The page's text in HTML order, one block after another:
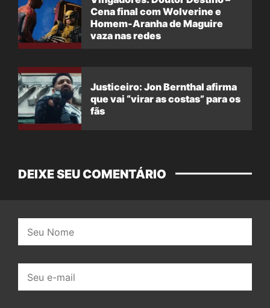
Cena final com Wolverine e
Homem-Aranha de Maguire
vaza nas redes
Justiceiro: Jon Bernthal afirma
que vai “virar as costas” para os
fãs
DEIXE SEU COMENTÁRIO
mail: